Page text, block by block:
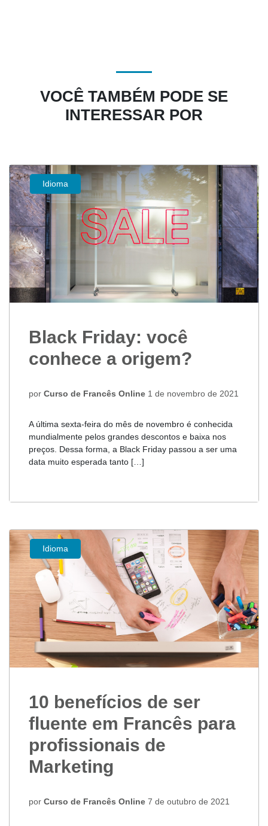
VOCÊ TAMBÉM PODE SE
INTERESSAR POR
Idioma
Black Friday: você
conhece a origem?
por Curso de Francês Online 1 de novembro de 2021
A última sexta-feira do mês de novembro é conhecida
mundialmente pelos grandes descontos e baixa nos
preços. Dessa forma, a Black Friday passou a ser uma
data muito esperada tanto […]
Idioma
10 benefícios de ser
fluente em Francês para
profissionais de
Marketing
por Curso de Francês Online 7 de outubro de 2021